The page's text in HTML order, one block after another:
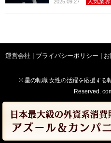
2025.09.27 人気業
運営会社 プライバシーポリシー
© 星の転職 女性の活躍を応援する
Reserved.